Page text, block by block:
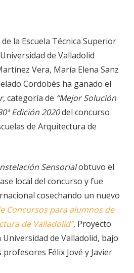
la Escuela Técnica Superior
de Valladolid
Vera, María Elena Sanz
Cordobés ha ganado el
, categoría de “Mejor Solución
Edición 2020del concurso
de Arquitectura de
Sensorialobtuvo el
local del concurso y fue
cosechando un nuevo
Concursos para alumnos de
de Valladolid”, Proyecto
de Valladolid, bajo
Félix Jové y Javier